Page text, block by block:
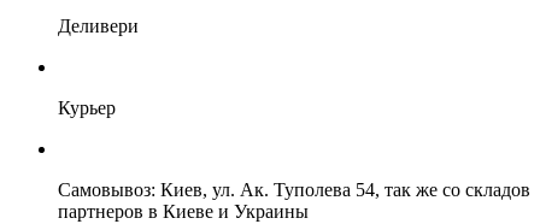
Деливери
Курьер
Самовывоз: Киев, ул. Ак. Туполева 54, так же со складов
партнеров в Киеве и Украины